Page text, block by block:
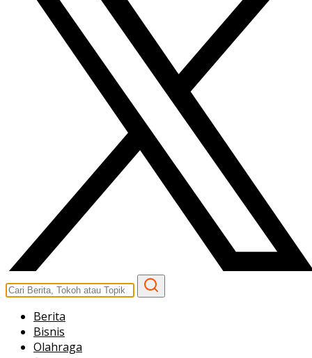
Berita
Bisnis
Olahraga